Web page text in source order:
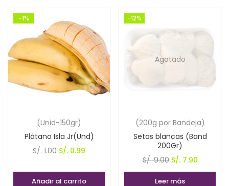
S/. 9.90.S/. 7.50.
S/. 6.50.S/. 4.00.
-1%
(Unid-150gr)
Plátano Isla Jr(Und)
S/.1.00 El
original
S/. 0.99
Añadir al carrito
-12%
Agotado
(200g por Bandeja)
Setas blancas (Band
200Gr)
S/.9.00 El
precio
S/.7.90El
precio
Leer más